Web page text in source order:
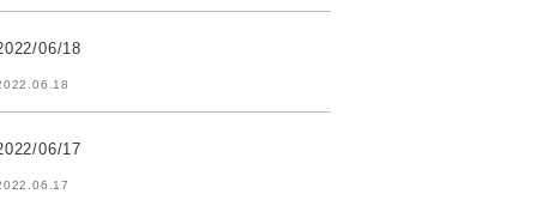
06/18
06/17